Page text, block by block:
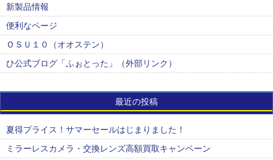
新製品情報
便利なページ
ＯＳＵ１０（オオステン）
ひ公式ブログ「ふぉとった」（外部リンク）
最近の投稿
夏得プライス！サマーセールはじまりました！
ミラーレスカメラ・交換レンズ高額買取キャンペーン